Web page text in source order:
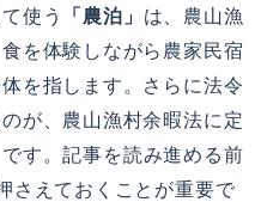
使う 「農泊」 は、農山漁
を体験しながら農家民宿
を指します。さらに法令
が、農山漁村余暇法に定
です。記事を読み進める前
さえておくことが重要で